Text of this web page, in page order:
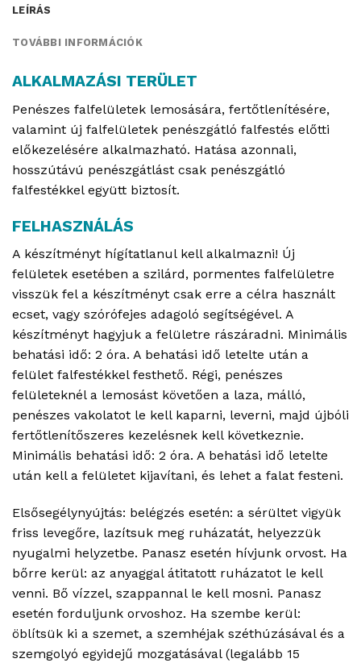
LEÍRÁS
TOVÁBBI INFORMÁCIÓK
ALKALMAZÁSI TERÜLET
Penészes falfelületek lemosására, fertőtlenítésére,
valamint új falfelületek penészgátló falfestés előtti
előkezelésére alkalmazható. Hatása azonnali,
hosszútávú penészgátlást csak penészgátló
falfestékkel együtt biztosít.
FELHASZNÁLÁS
A készítményt hígítatlanul kell alkalmazni! Új
felületek esetében a szilárd, pormentes falfelületre
visszük fel a készítményt csak erre a célra használt
ecset, vagy szórófejes adagoló segítségével. A
készítményt hagyjuk a felületre rászáradni. Minimális
behatási idő: 2 óra. A behatási idő letelte után a
felület falfestékkel festhető. Régi, penészes
felületeknél a lemosást követően a laza, málló,
penészes vakolatot le kell kaparni, leverni, majd újbóli
fertőtlenítőszeres kezelésnek kell következnie.
Minimális behatási idő: 2 óra. A behatási idő letelte
után kell a felületet kijavítani, és lehet a falat festeni.
Elsősegélynyújtás: belégzés esetén: a sérültet vigyük
friss levegőre, lazítsuk meg ruházatát, helyezzük
nyugalmi helyzetbe. Panasz esetén hívjunk orvost. Ha
bőrre kerül: az anyaggal átitatott ruházatot le kell
venni. Bő vízzel, szappannal le kell mosni. Panasz
esetén forduljunk orvoshoz. Ha szembe kerül:
öblítsük ki a szemet, a szemhéjak széthúzásával és a
szemgolyó egyidejű mozgatásával (legalább 15